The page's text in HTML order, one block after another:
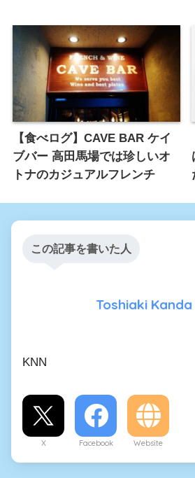
【食べログ】CAVE BAR ケイ
ブバー 高田馬場では珍しいオ
トナのカジュアルフレンチ
この記事を書いた人
Toshiaki Kanda
KNN
X Facebook Website